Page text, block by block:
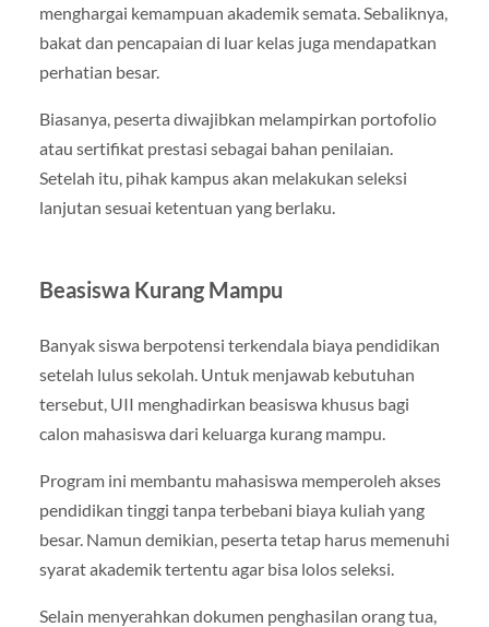
menghargai kemampuan akademik semata. Sebaliknya,
bakat dan pencapaian di luar kelas juga mendapatkan
perhatian besar.
Biasanya, peserta diwajibkan melampirkan portofolio
atau sertifikat prestasi sebagai bahan penilaian.
Setelah itu, pihak kampus akan melakukan seleksi
lanjutan sesuai ketentuan yang berlaku.
Beasiswa Kurang Mampu
Banyak siswa berpotensi terkendala biaya pendidikan
setelah lulus sekolah. Untuk menjawab kebutuhan
tersebut, UII menghadirkan beasiswa khusus bagi
calon mahasiswa dari keluarga kurang mampu.
Program ini membantu mahasiswa memperoleh akses
pendidikan tinggi tanpa terbebani biaya kuliah yang
besar. Namun demikian, peserta tetap harus memenuhi
syarat akademik tertentu agar bisa lolos seleksi.
Selain menyerahkan dokumen penghasilan orang tua,